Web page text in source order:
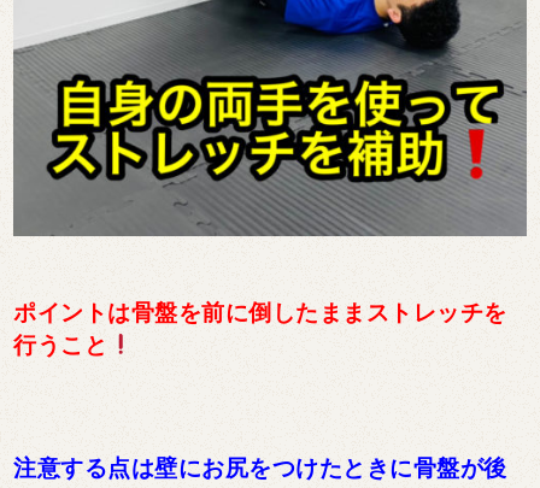
ポイントは骨盤を前に倒したままストレッチを
行うこと
注意する点は壁にお尻をつけたときに骨盤が後